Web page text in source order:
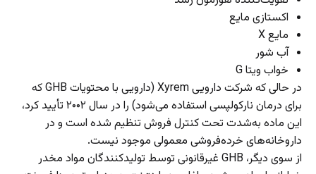
اکستازی مایع
مایع X
آب شور
خواب ویتا G
در حالی که شرکت دارویی Xyrem (دارویی با محتویات GHB که
برای درمان نارکولپسی استفاده می‌شود) را در سال ۲۰۰۲ تأیید کرد،
این ماده به‌شدت تحت کنترل فروش تنظیم شده است و در
داروخانه‌های خرده‌فروشی معمولی موجود نیست.
از سوی دیگر، GHB غیرقانونی توسط تولیدکنندگان مواد مخدر